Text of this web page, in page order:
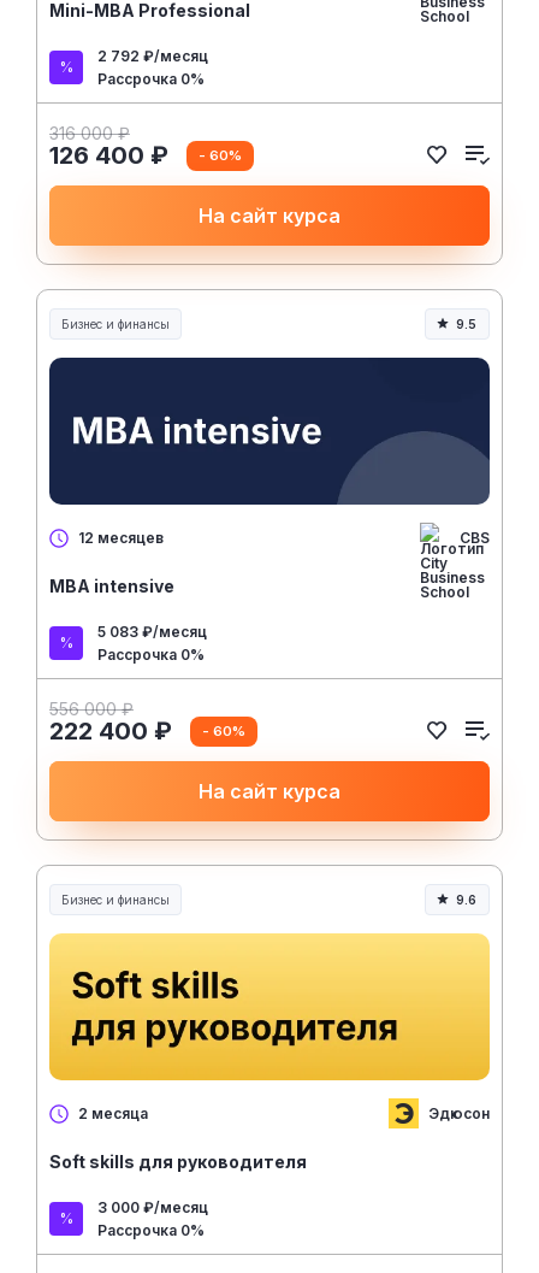
Mini-MBA Professional
2 792 ₽/месяц
Рассрочка 0%
316 000 ₽
126 400 ₽ - 60%
На сайт курса
Бизнес и финансы 9.5
12 месяцев CBS
MBA intensive
5 083 ₽/месяц
Рассрочка 0%
556 000 ₽
222 400 ₽ - 60%
На сайт курса
Бизнес и финансы 9.6
2 месяца Эдюсон
Soft skills для руководителя
3 000 ₽/месяц
Рассрочка 0%